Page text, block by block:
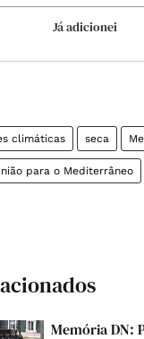
Já adicionei
climáticas seca
para o Mediterrâneo
Memória DN: